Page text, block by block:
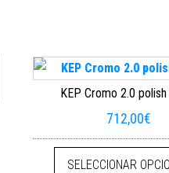
se pueden elegir en la página
KEP Cromo 2.0
712,00€
SELECCIONAR